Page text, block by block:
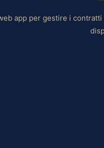
app per gestire i